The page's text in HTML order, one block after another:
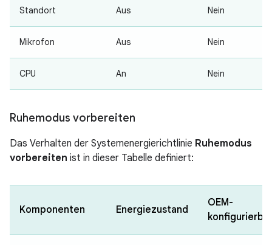
Standort Aus Nein
Mikrofon Aus Nein
CPU An Nein
Ruhemodus vorbereiten
Das Verhalten der Systemenergierichtlinie Ruhemodus
vorbereiten ist in dieser Tabelle definiert:
Komponenten Energiezustand
OEM-
konfigurierbar